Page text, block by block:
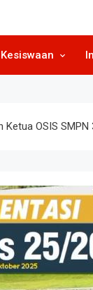
Kesiswaan
Ketua OSIS